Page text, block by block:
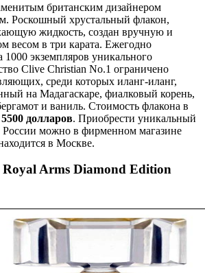
британским дизайнером
Роскошный хрустальный флакон,
жидкость, создан вручную и
весом в три карата. Ежегодно
1000 экземпляров уникального
Clive Christian No.1 ограничено
среди которых иланг-иланг,
на Мадагаскаре, фиалковый корень,
и ваниль. Стоимость флакона в
5500 долларов. Приобрести уникальный
России можно в фирменном магазине
в Москве.
Royal Arms Diamond Edition